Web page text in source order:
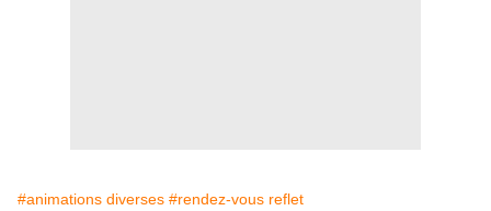
#animations diverses #rendez-vous reflet